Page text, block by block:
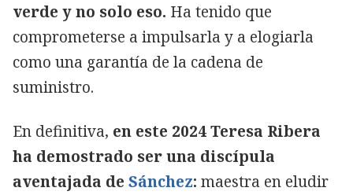
verde y no solo eso. Ha tenido que
comprometerse a impulsarla y a elogiarla
como una garantía de la cadena de
suministro.
En definitiva, en este 2024 Teresa Ribera
ha demostrado ser una discípula
aventajada de Sánchez: maestra en eludir